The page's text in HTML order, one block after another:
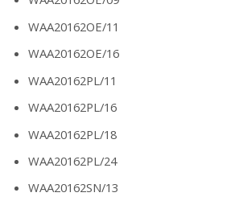
WAA20162OE/11
WAA20162OE/16
WAA20162PL/11
WAA20162PL/16
WAA20162PL/18
WAA20162PL/24
WAA20162SN/13